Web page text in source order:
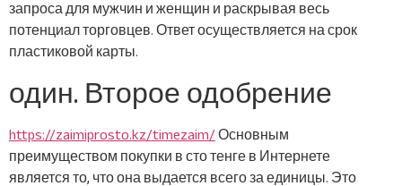
запроса для мужчин и женщин и раскрывая весь
потенциал торговцев. Ответ осуществляется на срок
пластиковой карты.
один. Второе одобрение
https://zaimiprosto.kz/timezaim/Основным
преимуществом покупки в сто тенге в Интернете
является то, что она выдается всего за единицы. Это